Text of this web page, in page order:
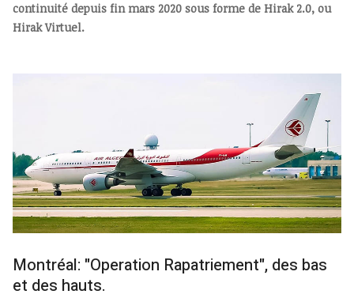
continuité depuis fin mars 2020 sous forme de Hirak 2.0, ou
Hirak Virtuel.
Montréal: "Operation Rapatriement", des bas
et des hauts.